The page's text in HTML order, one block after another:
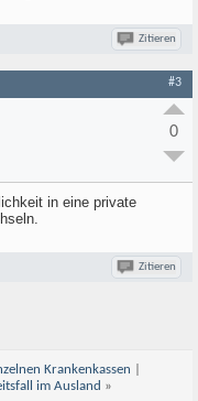
Zitieren
#3
0
in eine private
Zitieren
Krankenkassen
im Ausland »